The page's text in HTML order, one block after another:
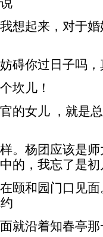
想起来，对于
碍你过日子吗
坎儿！
的女儿 ，就是
。杨团应该是
的，我忘了是
颐和园门口见
就沿着知春亭